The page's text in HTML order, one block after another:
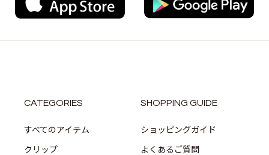
CATEGORIES
すべてのアイテム
クリップ
SHOPPING GUIDE
ショッピングガイド
よくあるご質問